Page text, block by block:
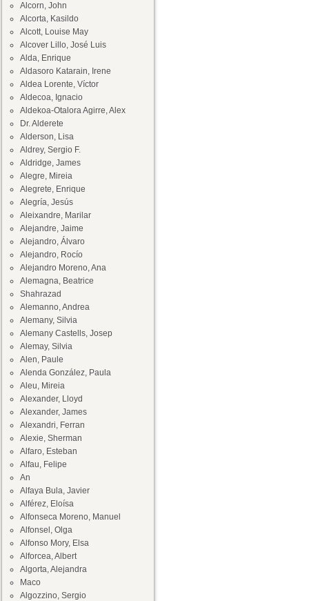
Alcorn, John
Alcorta, Kasildo
Alcott, Louise May
Alcover Lillo, José Luis
Alda, Enrique
Aldasoro Katarain, Irene
Aldea Lorente, Víctor
Aldecoa, Ignacio
Aldekoa-Otalora Agirre, Alex
Dr. Alderete
Alderson, Lisa
Aldrey, Sergio F.
Aldridge, James
Alegre, Mireia
Alegrete, Enrique
Alegría, Jesús
Aleixandre, Marilar
Alejandre, Jaime
Alejandro, Álvaro
Alejandro, Rocío
Alejandro Moreno, Ana
Alemagna, Beatrice
Shahrazad
Alemanno, Andrea
Alemany, Silvia
Alemany Castells, Josep
Alemay, Silvia
Alen, Paule
Alenda González, Paula
Aleu, Mireia
Alexander, Lloyd
Alexander, James
Alexandri, Ferran
Alexie, Sherman
Alfaro, Esteban
Alfau, Felipe
An
Alfaya Bula, Javier
Alférez, Eloísa
Alfonseca Moreno, Manuel
Alfonsel, Olga
Alfonso Mory, Elsa
Alforcea, Albert
Algorta, Alejandra
Maco
Algozzino, Sergio